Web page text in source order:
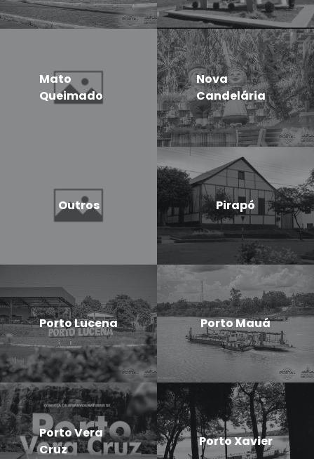
Mato
Queimado
Nova
Candelária
Outros Pirapó
Porto Lucena Porto Mauá
Porto Vera
Cruz
Porto Xavier